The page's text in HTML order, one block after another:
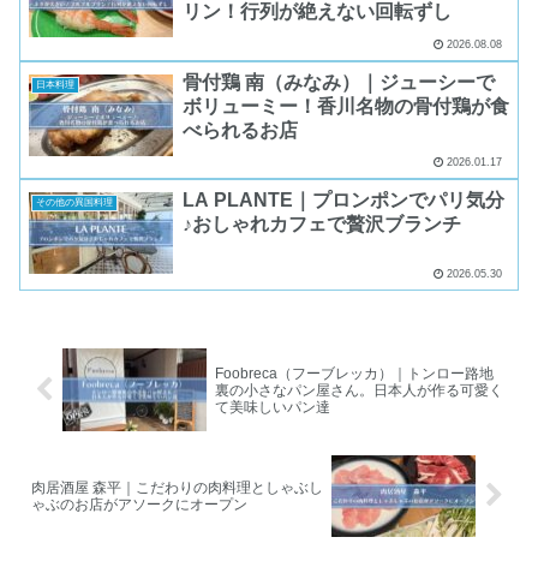
リン！行列が絶えない回転ずし
2026.08.08
日本料理
骨付鶏 南（みなみ）｜ジューシーで
ボリューミー！香川名物の骨付鶏が食
べられるお店
2026.01.17
その他の異国料理
LA PLANTE｜プロンポンでパリ気分
♪おしゃれカフェで贅沢ブランチ
2026.05.30
Foobreca（フーブレッカ）｜トンロー路地
裏の小さなパン屋さん。日本人が作る可愛く
て美味しいパン達
肉居酒屋 森平｜こだわりの肉料理としゃぶし
ゃぶのお店がアソークにオープン